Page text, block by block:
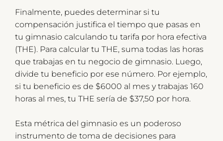
Finalmente, puedes determinar si tu
compensación justifica el tiempo que pasas en
tu gimnasio calculando tu tarifa por hora efectiva
(THE). Para calcular tu THE, suma todas las horas
que trabajas en tu negocio de gimnasio. Luego,
divide tu beneficio por ese número. Por ejemplo,
si tu beneficio es de $6000 al mes y trabajas 160
horas al mes, tu THE sería de $37,50 por hora.
Esta métrica del gimnasio es un poderoso
instrumento de toma de decisiones para